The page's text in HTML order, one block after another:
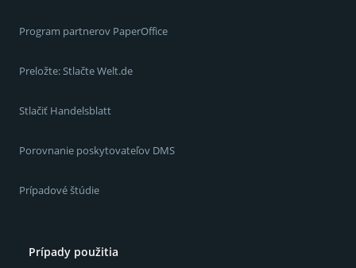
Program partnerov PaperOffice
Preložte: Stlačte Welt.de
Stlačiť Handelsblatt
Porovnanie poskytovateľov DMS
Prípadové štúdie
Prípady použitia